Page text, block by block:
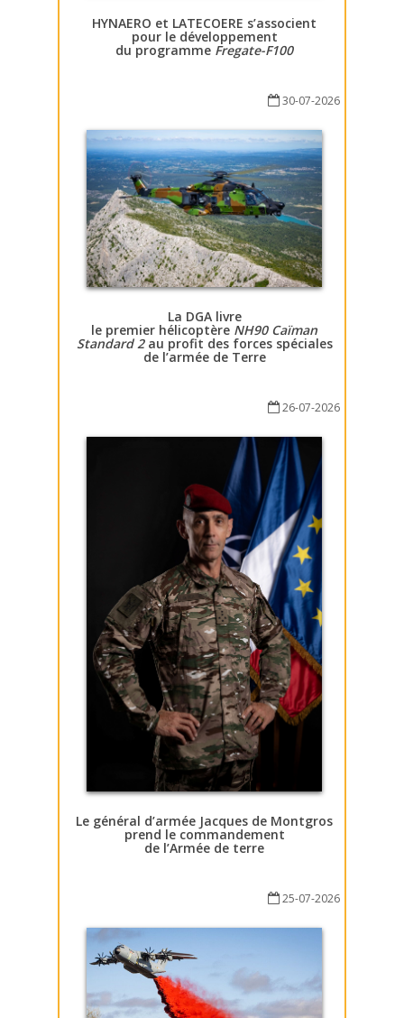
HYNAERO et LATECOERE s’associent
pour le développement
du programme Fregate-F100
30-07-2026
La DGA livre
le premier hélicoptère NH90 Caïman
Standard 2au profit des forces spéciales
de l’armée de Terre
26-07-2026
Le général d’armée Jacques de Montgros
prend le commandement
de l’Armée de terre
25-07-2026